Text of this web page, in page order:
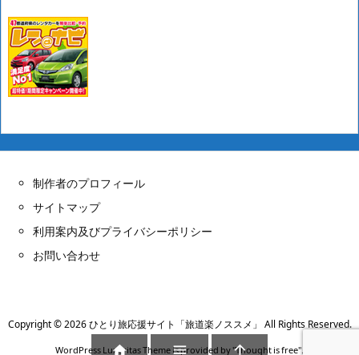
制作者のプロフィール
サイトマップ
利用案内及びプライバシーポリシー
お問い合わせ
Copyright ©2026 ひとり旅応援サイト「旅道楽ノススメ」 All Rights Reserved.
WordPress Luxeritas Theme is provided by "Thought is free".
  